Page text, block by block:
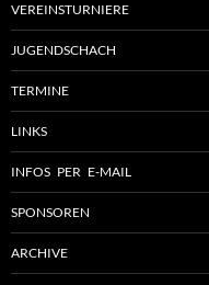
VEREINSTURNIERE
JUGENDSCHACH
TERMINE
LINKS
INFOS PER E-MAIL
SPONSOREN
ARCHIVE